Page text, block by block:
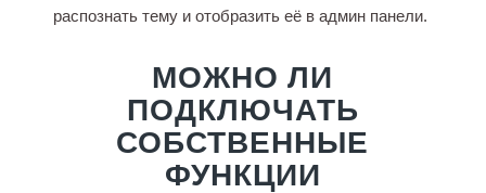
распознать тему и отобразить её в админ панели.
МОЖНО ЛИ
ПОДКЛЮЧАТЬ
СОБСТВЕННЫЕ
ФУНКЦИИ